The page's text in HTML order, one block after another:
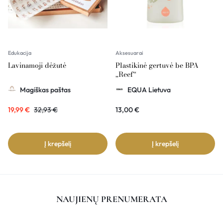
Edukacija
Lavinamoji dėžutė
Magiškas paštas
19,99€ 32,93€
Į krepšelį
Aksesuarai
Plastikinė gertuvė be BPA
„Reef“
EQUA Lietuva
13,00€
Į krepšelį
NAUJIENŲ PRENUMERATA